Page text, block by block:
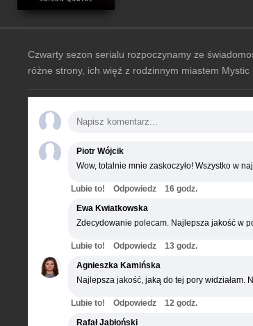
Czwarty sezon serialu rozpoczynamy ze
różne strony, ich więź z rodzinnym miastem
Piotr Wójcik
Wow, totalnie mnie zaskoczyło! Wszystko w
Lubie to! Odpowiedz
16 godz.
Ewa Kwiatkowska
Zdecydowanie polecam. Najlepsza jakość w
Lubie to! Odpowiedz
13 godz.
Agnieszka Kamińska
Najlepsza jakość, jaką do tej pory widziałam.
Lubie to! Odpowiedz
12 godz.
Rafał Jabłoński